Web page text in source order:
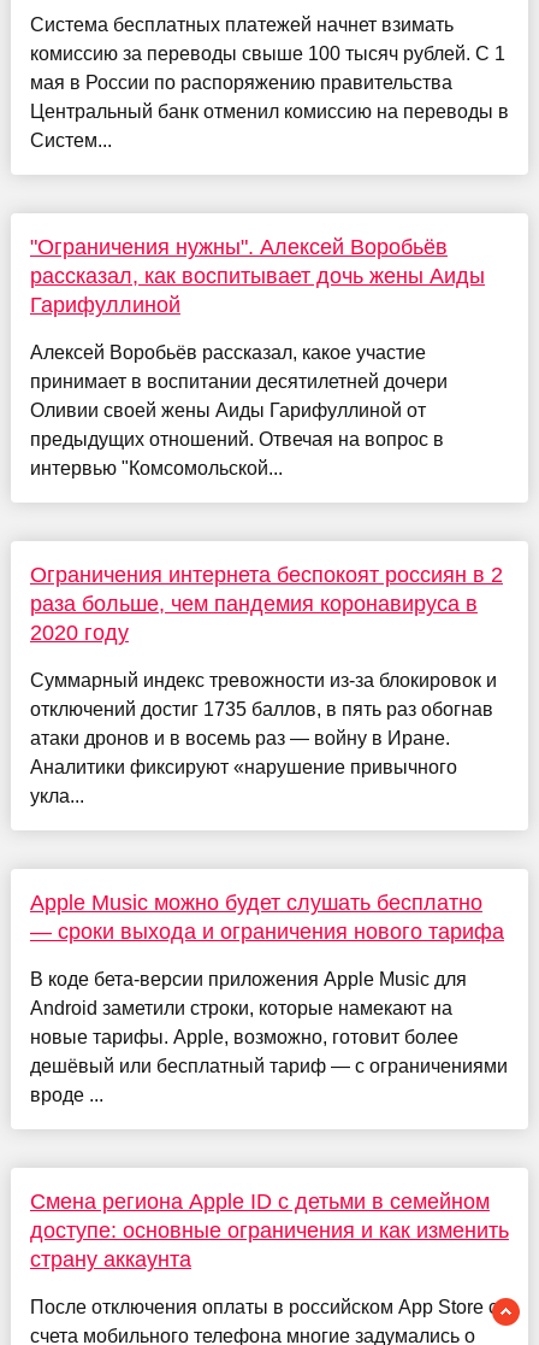
Система бесплатных платежей начнет взимать
комиссию за переводы свыше 100 тысяч рублей. С 1
мая в России по распоряжению правительства
Центральный банк отменил комиссию на переводы в
Систем...
"Ограничения нужны". Алексей Воробьёв
рассказал, как воспитывает дочь жены Аиды
Гарифуллиной
Алексей Воробьёв рассказал, какое участие
принимает в воспитании десятилетней дочери
Оливии своей жены Аиды Гарифуллиной от
предыдущих отношений. Отвечая на вопрос в
интервью "Комсомольской...
Ограничения интернета беспокоят россиян в 2
раза больше, чем пандемия коронавируса в
2020 году
Суммарный индекс тревожности из-за блокировок и
отключений достиг 1735 баллов, в пять раз обогнав
атаки дронов и в восемь раз — войну в Иране.
Аналитики фиксируют «нарушение привычного
укла...
Apple Music можно будет слушать бесплатно
— сроки выхода и ограничения нового тарифа
В коде бета-версии приложения Apple Music для
Android заметили строки, которые намекают на
новые тарифы. Apple, возможно, готовит более
дешёвый или бесплатный тариф — с ограничениями
вроде ...
Смена региона Apple ID с детьми в семейном
доступе: основные ограничения и как изменить
страну аккаунта
После отключения оплаты в российском App Store со
счета мобильного телефона многие задумались о